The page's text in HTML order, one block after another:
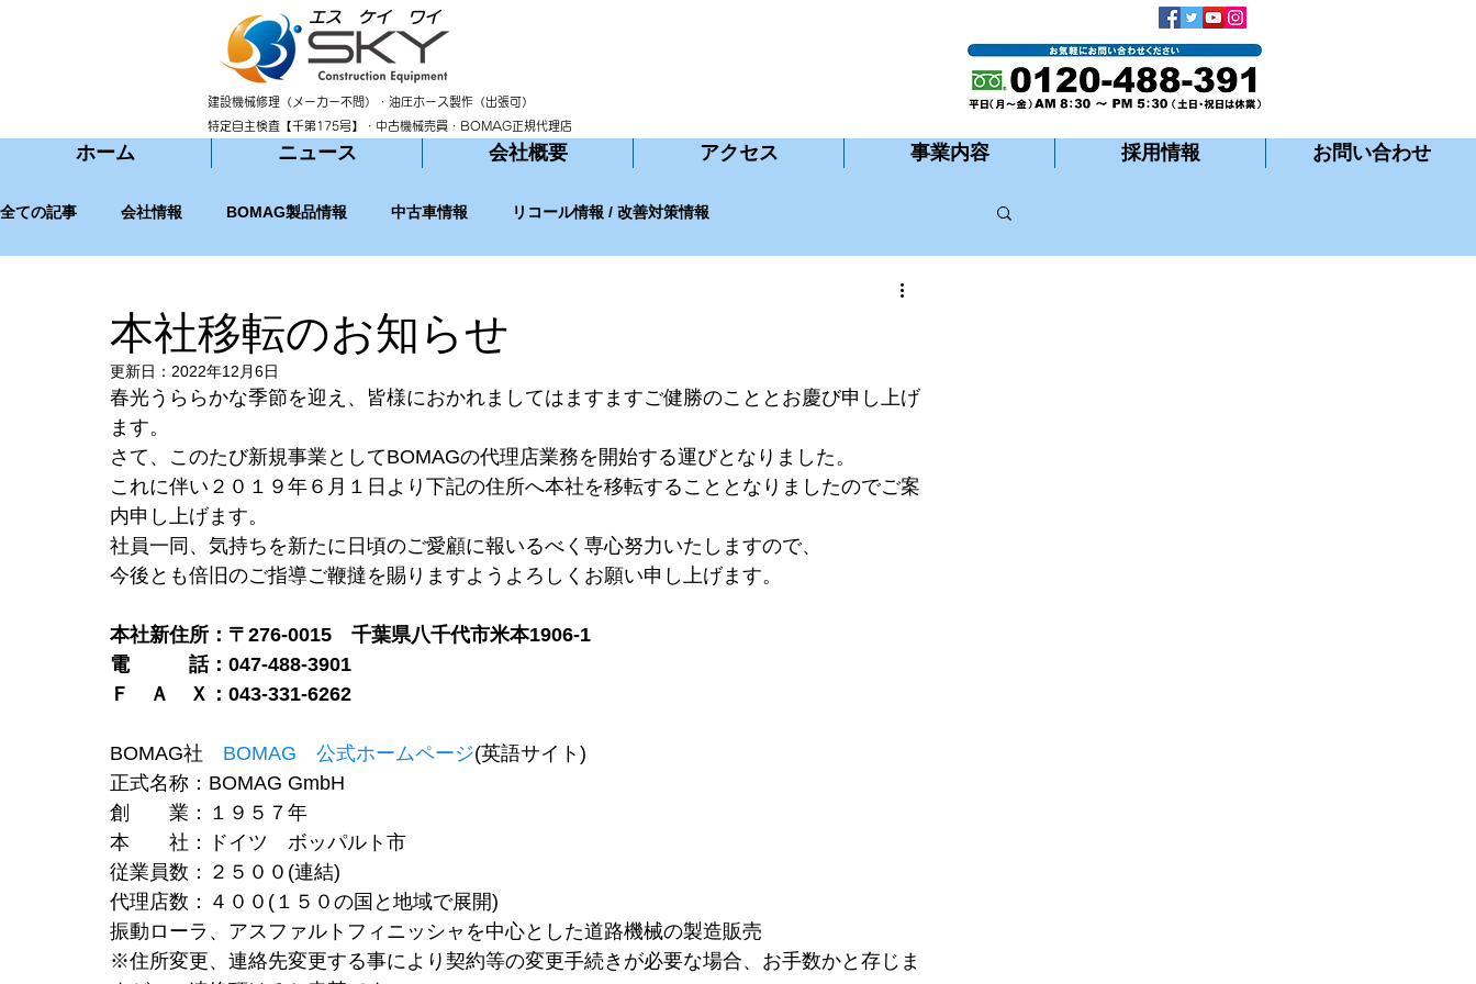
エス ケイ ワイ
建設機械修理（メーカー不問）・油圧ホース製作（出張可）
特定自主検査【千第175号】・中古機械売買・BOMAG正規代理店
ホーム ニュース 会社概要 アクセス 事業内容 採用情報 お問い合わせ
全ての記事 会社情報 BOMAG製品情報 中古車情報 リコール情報 / 改善対策情報
本社移転のお知らせ
更新日： 2022年12月6日
春光うららかな季節を迎え、皆様におかれましてはますますご健勝のこととお慶び申し上げ
ます。
さて、このたび新規事業としてBOMAGの代理店業務を開始する運びとなりました。
これに伴い２０１９年６月１日より下記の住所へ本社を移転することとなりましたのでご案
内申し上げます。
社員一同、気持ちを新たに日頃のご愛顧に報いるべく専心努力いたしますので、
今後とも倍旧のご指導ご鞭撻を賜りますようよろしくお願い申し上げます。
本社新住所：〒276-0015　千葉県八千代市米本1906-1
電　　　話：047-488-3901
Ｆ　Ａ　Ｘ：043-331-6262
BOMAG社 BOMAG　公式ホームページ(英語サイト)
正式名称：BOMAG GmbH
創　　業：１９５７年
本　　社：ドイツ　ボッパルト市
従業員数：２５００(連結)
代理店数：４００(１５０の国と地域で展開)
振動ローラ、アスファルトフィニッシャを中心とした道路機械の製造販売
※住所変更、連絡先変更する事により契約等の変更手続きが必要な場合、お手数かと存じま